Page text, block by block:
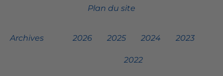
Plan du site
Archives 2026 2025 2024 2023
2022